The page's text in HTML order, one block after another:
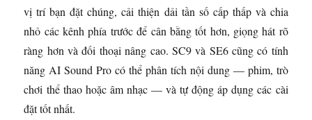
vị trí bạn đặt chúng, cải thiện dải tần số cấp thấp và chia
nhỏ các kênh phía trước để cân bằng tốt hơn, giọng hát rõ
ràng hơn và đối thoại nâng cao. SC9 và SE6 cũng có tính
năng AI Sound Pro có thể phân tích nội dung — phim, trò
chơi thể thao hoặc âm nhạc — và tự động áp dụng các cài
đặt tốt nhất.